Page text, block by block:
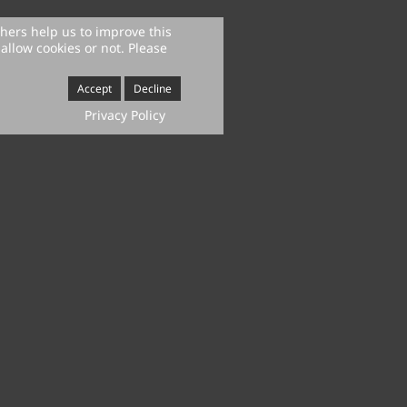
help us to improve this
cookies or not. Please
Accept Decline
Privacy Policy